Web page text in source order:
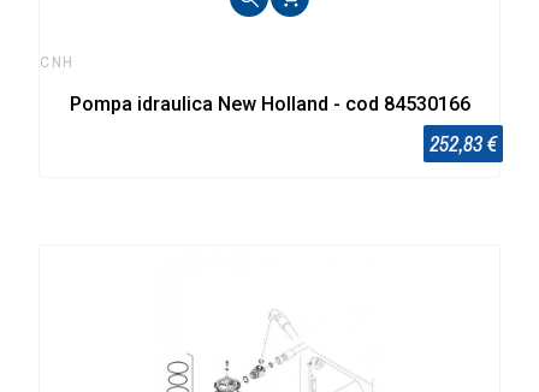
CNH
Pompa idraulica New Holland - cod 84530166
252,83 €